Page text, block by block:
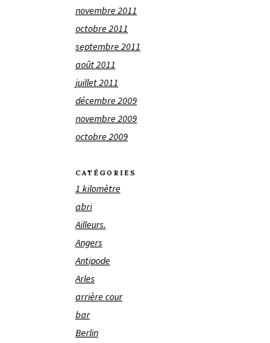
novembre 2011
octobre 2011
septembre 2011
août 2011
juillet 2011
décembre 2009
novembre 2009
octobre 2009
CATÉGORIES
1 kilomètre
abri
Ailleurs.
Angers
Antipode
Arles
arrière cour
bar
Berlin